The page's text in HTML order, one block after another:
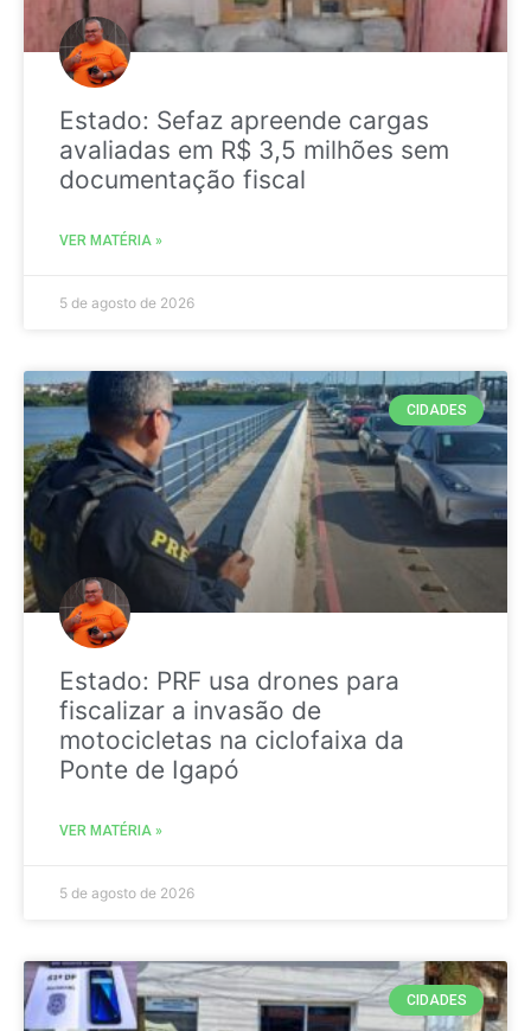
Estado: Sefaz apreende cargas
avaliadas em R$ 3,5 milhões sem
documentação fiscal
VER MATÉRIA »
5 de agosto de 2026
CIDADES
Estado: PRF usa drones para
fiscalizar a invasão de
motocicletas na ciclofaixa da
Ponte de Igapó
VER MATÉRIA »
5 de agosto de 2026
CIDADES